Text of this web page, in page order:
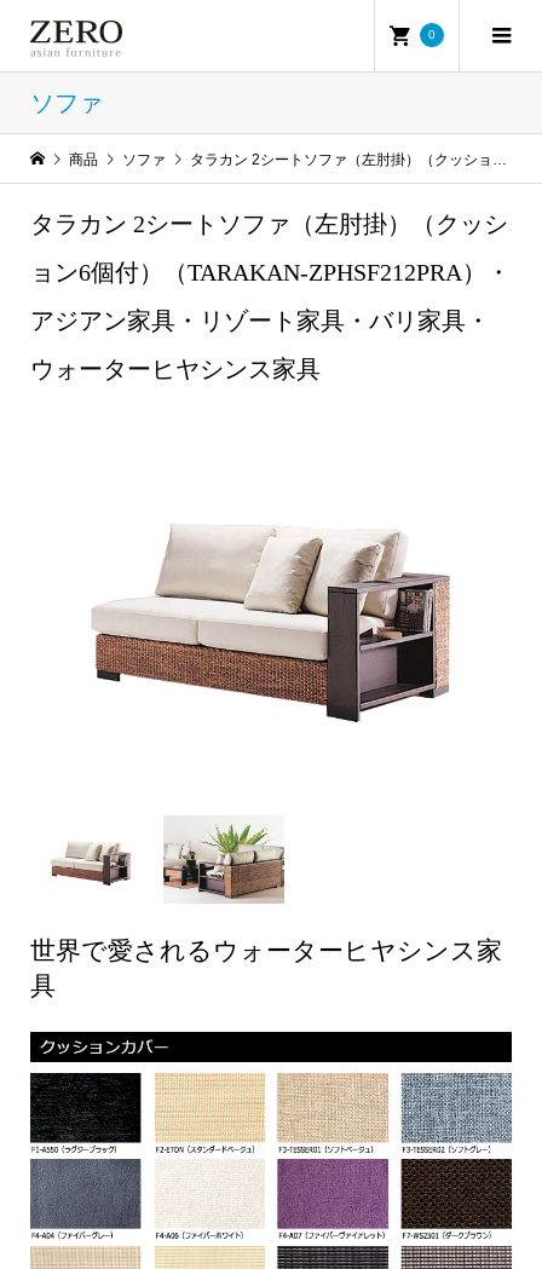
0
ソファ
商品 ソファ タラカン 2シートソファ（左肘掛）（クッション6個付）（TARAKAN-ZPHSF212PRA）・アジアン家具・リゾート家具・バリ家具・ウォーターヒヤシンス家具
タラカン 2シートソファ（左肘掛）（クッシ
ョン6個付）（TARAKAN-ZPHSF212PRA）・
アジアン家具・リゾート家具・バリ家具・
ウォーターヒヤシンス家具
世界で愛されるウォーターヒヤシンス家
具